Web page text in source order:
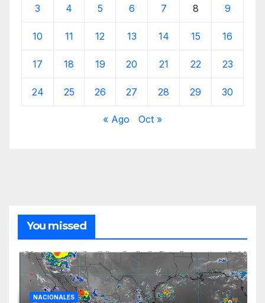
3 4 5 6 7 8 9
10 11 12 13 14 15 16
17 18 19 20 21 22 23
24 25 26 27 28 29 30
« Ago Oct »
You missed
NACIONALES